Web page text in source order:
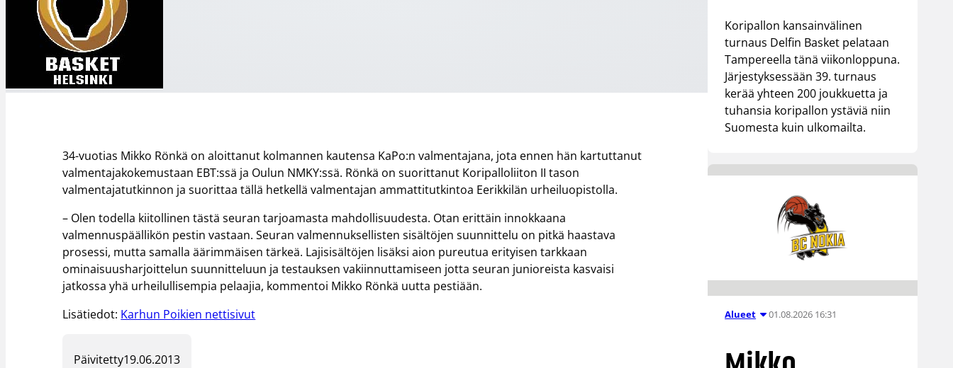
34-vuotias Mikko Rönkä on aloittanut kolmannen kautensa KaPo:n valmentajana, jota ennen hän kartuttanut
valmentajakokemustaan EBT:ssä ja Oulun NMKY:ssä. Rönkä on suorittanut Koripalloliiton II tason
valmentajatutkinnon ja suorittaa tällä hetkellä valmentajan ammattitutkintoa Eerikkilän urheiluopistolla.
– Olen todella kiitollinen tästä seuran tarjoamasta mahdollisuudesta. Otan erittäin innokkaana
valmennuspäällikön pestin vastaan. Seuran valmennuksellisten sisältöjen suunnittelu on pitkä haastava
prosessi, mutta samalla äärimmäisen tärkeä. Lajisisältöjen lisäksi aion pureutua erityisen tarkkaan
ominaisuusharjoittelun suunnitteluun ja testauksen vakiinnuttamiseen jotta seuran junioreista kasvaisi
jatkossa yhä urheilullisempia pelaajia, kommentoi Mikko Rönkä uutta pestiään.
Lisätiedot: Karhun Poikien nettisivut
Päivitetty19.06.2013
Koripallon kansainvälinen
turnaus Delfin Basket pelataan
Tampereella tänä viikonloppuna.
Järjestyksessään 39. turnaus
kerää yhteen 200 joukkuetta ja
tuhansia koripallon ystäviä niin
Suomesta kuin ulkomailta.
Alueet 01.08.2026 16:31